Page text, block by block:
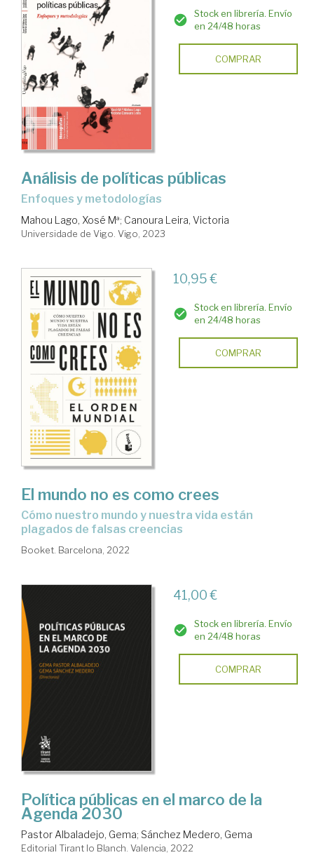
y
manuales
Stock en librería. Envío
en 24/48 horas
COMPRAR
Análisis de políticas públicas
enfoques y metodologías
Mahou Lago, Xosé Mª; Canoura Leira, Victoria
Universidade de Vigo. Vigo, 2023
10,95 €
Stock en librería. Envío
en 24/48 horas
COMPRAR
El mundo no es como crees
cómo nuestro mundo y nuestra vida están
plagados de falsas creencias
Booket. Barcelona, 2022
41,00 €
Stock en librería. Envío
en 24/48 horas
COMPRAR
Política públicas en el marco de la
Agenda 2030
Pastor Albaladejo, Gema; Sánchez Medero, Gema
Editorial Tirant lo Blanch. Valencia, 2022